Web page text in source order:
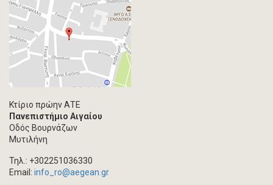
Πρωτογενές υλικό
Φωτογραφία
Εκδηλώσεις
Ανάρτηση Blog
Multimedia
Άρθρο ακαδημαϊκoύ περιοδικού
Τεύχος ακαδημαϊκού περιοδικού
Βιβλίο/Μονογραφία
Κεφάλαιο σε συλλογικό τόμο
Κτίριο πρώην ΑΤΕ
Πανεπιστήμιο Αιγαίου
Οδός Βουρνάζων
Μυτιλήνη
Τηλ.: +302251036330
Email: info_ro@aegean.gr